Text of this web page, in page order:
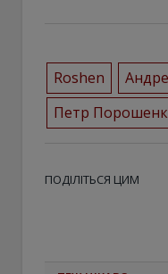
Roshen
Петр
ПОДІЛІТЬСЯ ЦИМ